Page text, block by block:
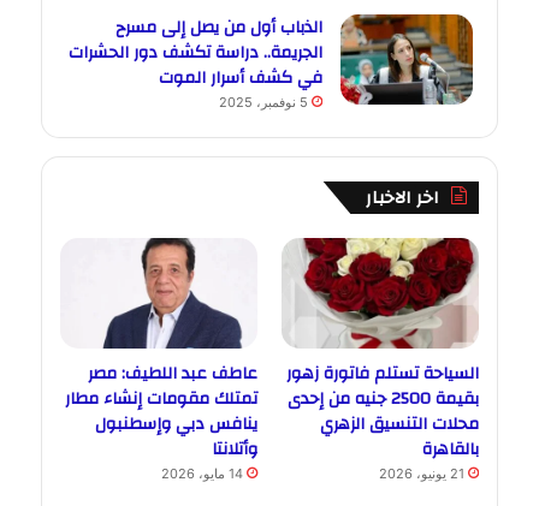
الذباب أول من يصل إلى مسرح
الجريمة.. دراسة تكشف دور الحشرات
في كشف أسرار الموت
5 نوفمبر، 2025
اخر الاخبار
السياحة تستلم فاتورة زهور
بقيمة 2500 جنيه من إحدى
محلات التنسيق الزهري
بالقاهرة
21 يونيو، 2026
عاطف عبد اللطيف: مصر
تمتلك مقومات إنشاء مطار
ينافس دبي وإسطنبول
وأتلانتا
14 مايو، 2026